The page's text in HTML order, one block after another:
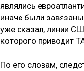
являлись
иначе были завязаны
уже сказал, линии
которого приводит
По его словам,